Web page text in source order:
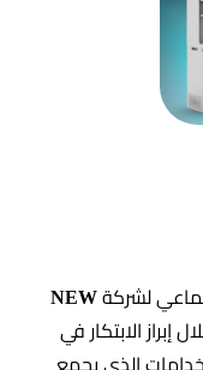
لشركةNEW
الابتكار في
الذي يجمع